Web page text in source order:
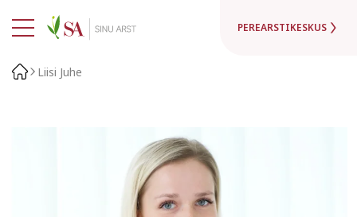
PEREARSTIKESKUS
Liisi Juhe